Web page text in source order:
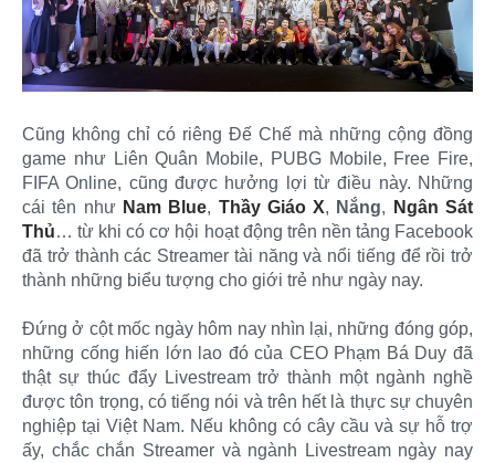
Cũng không chỉ có riêng Đế Chế mà những cộng đồng
game như Liên Quân Mobile, PUBG Mobile, Free Fire,
FIFA Online, cũng được hưởng lợi từ điều này. Những
cái tên như Nam Blue, Thầy Giáo X, Nắng,
Ngân Sát
Thủ… từ khi có cơ hội hoạt động trên nền tảng Facebook
đã trở thành các Streamer tài năng và nổi tiếng để rồi trở
thành những biểu tượng cho giới trẻ như ngày nay.
Đứng ở cột mốc ngày hôm nay nhìn lại, những đóng góp,
những cống hiến lớn lao đó của CEO Phạm Bá Duy đã
thật sự thúc đẩy Livestream trở thành một ngành nghề
được tôn trọng, có tiếng nói và trên hết là thực sự chuyên
nghiệp tại Việt Nam. Nếu không có cây cầu và sự hỗ trợ
ấy, chắc chắn Streamer và ngành Livestream ngày nay